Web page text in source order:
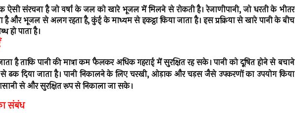
ऐसी संरचना है जो वर्षा के जल को खारे भूजल में मिलने से रोकती है। रेजाणीपानी, जो धरती के भीतर
है और भूजल से अलग रहता है, कुंई के माध्यम से इकट्ठा किया जाता है। इस प्रक्रिया से खारे पानी के बीच
हो पाता है।
है ताकि पानी की मात्रा कम फैलकर अधिक गहराई में सुरक्षित रह सके। पानी को दूषित होने से बचाने
दिया जाता है। पानी निकालने के लिए चरखी, ओड़ाक और चड़स जैसे उपकरणों का उपयोग किया
से और सुरक्षित रूप से निकाला जा सके।
संबंध